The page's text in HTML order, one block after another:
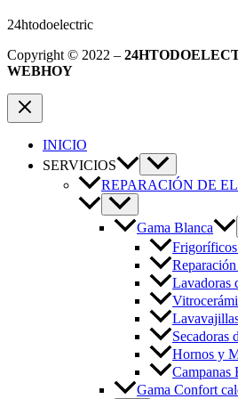
24htodoelectric
Copyright © 2022 –
WEBHOY
INICIO
SERVICIOS
REPARACIÓN DE
Gama Blanca
Lavadoras
Secadoras
Hornos y
Campanas
Gama Confort